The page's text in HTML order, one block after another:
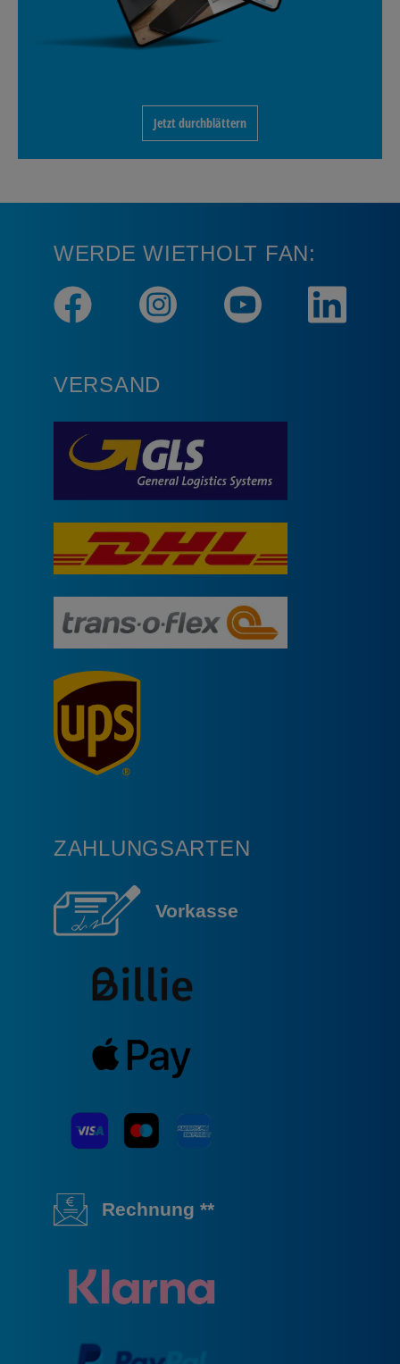
Jetzt durchblättern
WERDE WIETHOLT FAN:
VERSAND
ZAHLUNGSARTEN
Vorkasse
Rechnung **